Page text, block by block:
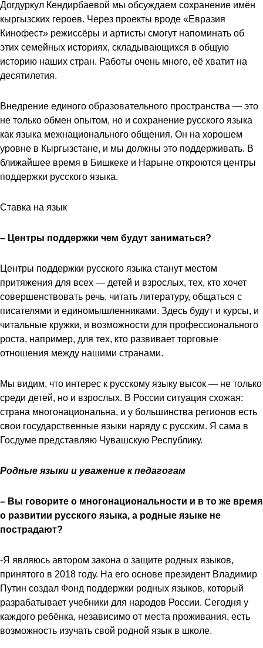
Догдуркул Кендирбаевой мы обсуждаем сохранение имён
кыргызских героев. Через проекты вроде «Евразия
Кинофест» режиссёры и артисты смогут напоминать об
этих семейных историях, складывающихся в общую
историю наших стран. Работы очень много, её хватит на
десятилетия.
Внедрение единого образовательного пространства — это
не только обмен опытом, но и сохранение русского языка
как языка межнационального общения. Он на хорошем
уровне в Кыргызстане, и мы должны это поддерживать. В
ближайшее время в Бишкеке и Нарыне откроются центры
поддержки русского языка.
Ставка на язык
– Центры поддержки чем будут заниматься?
Центры поддержки русского языка станут местом
притяжения для всех — детей и взрослых, тех, кто хочет
совершенствовать речь, читать литературу, общаться с
писателями и единомышленниками. Здесь будут и курсы, и
читальные кружки, и возможности для профессионального
роста, например, для тех, кто развивает торговые
отношения между нашими странами.
Мы видим, что интерес к русскому языку высок — не только
среди детей, но и взрослых. В России ситуация схожая:
страна многонациональна, и у большинства регионов есть
свои государственные языки наряду с русским. Я сама в
Госдуме представляю Чувашскую Республику.
Родные языки и уважение к педагогам
– Вы говорите о многонациональности и в то же время
о развитии русского языка, а родные языке не
пострадают?
-Я являюсь автором закона о защите родных языков,
принятого в 2018 году. На его основе президент Владимир
Путин создал Фонд поддержки родных языков, который
разрабатывает учебники для народов России. Сегодня у
каждого ребёнка, независимо от места проживания, есть
возможность изучать свой родной язык в школе.